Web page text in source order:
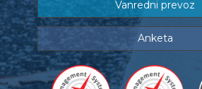
Vanredni prevoz
Anketa